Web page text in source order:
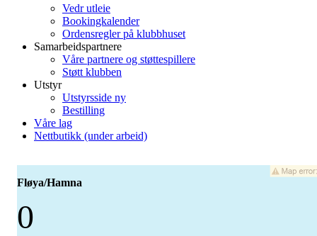
Vedr utleie
Bookingkalender
Ordensregler på klubbhuset
Samarbeidspartnere
Våre partnere og støttespillere
Støtt klubben
Utstyr
Utstyrsside ny
Bestilling
Våre lag
Nettbutikk (under arbeid)
Fløya/Hamna
0